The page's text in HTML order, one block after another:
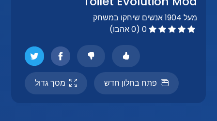
מעל 1904 אנשים שיחקו במשחק
0 (0 אהבו)
פתח בחלון חדש מסך גדול